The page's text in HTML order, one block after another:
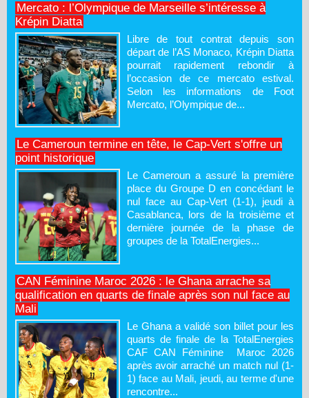
Mercato : l’Olympique de Marseille s’intéresse à
Krépin Diatta
Libre de tout contrat depuis son
départ de l’AS Monaco, Krépin Diatta
pourrait rapidement rebondir à
l’occasion de ce mercato estival.
Selon les informations de Foot
Mercato, l’Olympique de...
Le Cameroun termine en tête, le Cap-Vert s'offre un
point historique
Le Cameroun a assuré la première
place du Groupe D en concédant le
nul face au Cap-Vert (1-1), jeudi à
Casablanca, lors de la troisième et
dernière journée de la phase de
groupes de la TotalEnergies...
CAN Féminine Maroc 2026 : le Ghana arrache sa
qualification en quarts de finale après son nul face au
Mali
Le Ghana a validé son billet pour les
quarts de finale de la TotalEnergies
CAF CAN Féminine Maroc 2026
après avoir arraché un match nul (1-
1) face au Mali, jeudi, au terme d'une
rencontre...